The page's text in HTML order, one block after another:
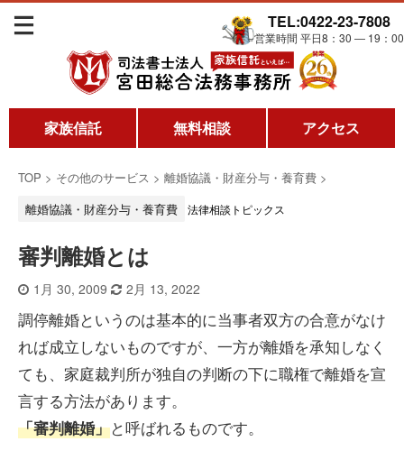
TEL:0422-23-7808
営業時間 平日8：30 ― 19：00
家族信託 無料相談 アクセス
TOP > その他のサービス > 離婚協議・財産分与・養育費 >
離婚協議・財産分与・養育費
法律相談トピックス
審判離婚とは
1月 30, 2009 2月 13, 2022
調停離婚というのは基本的に当事者双方の合意がなけ
れば成立しないものですが、一方が離婚を承知しなく
ても、家庭裁判所が独自の判断の下に職権で離婚を宣
言する方法があります。
「審判離婚」と呼ばれるものです。